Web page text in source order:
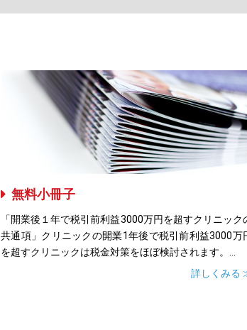
無料小冊子
「開業後１年で税引前利益3000万円を超すクリニック
共通項」クリニックの開業1年後で税引前利益3000万
を超すクリニックは税金対策をほぼ検討されます。...
詳しくみる